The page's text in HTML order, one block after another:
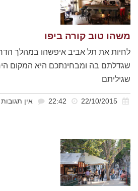
משהו טוב קורה ביפו
לחיות את תל אביב איפשהו במהלך
שגדלתם בה ומבחינתכם היא המקום
שגיליתם
אין תגובות